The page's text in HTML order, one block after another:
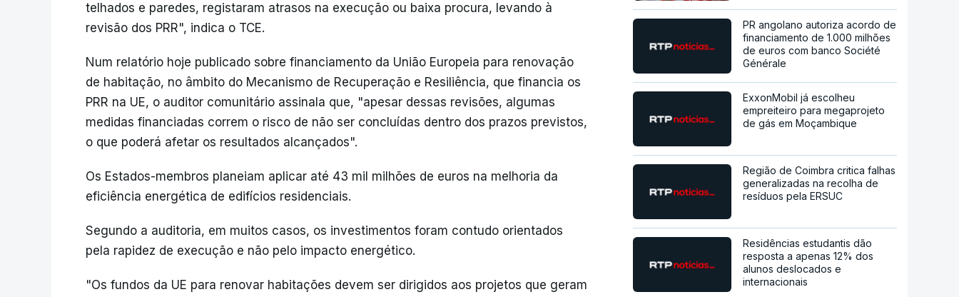
telhados e paredes, registaram atrasos na execução ou baixa procura, levando à
revisão dos PRR", indica o TCE.
Num relatório hoje publicado sobre financiamento da União Europeia para renovação
de habitação, no âmbito do Mecanismo de Recuperação e Resiliência, que financia os
PRR na UE, o auditor comunitário assinala que, "apesar dessas revisões, algumas
medidas financiadas correm o risco de não ser concluídas dentro dos prazos previstos,
o que poderá afetar os resultados alcançados".
Os Estados-membros planeiam aplicar até 43 mil milhões de euros na melhoria da
eficiência energética de edifícios residenciais.
Segundo a auditoria, em muitos casos, os investimentos foram contudo orientados
pela rapidez de execução e não pelo impacto energético.
"Os fundos da UE para renovar habitações devem ser dirigidos aos projetos que geram
PR angolano autoriza acordo de
financiamento de 1.000 milhões
de euros com banco Société
Générale
ExxonMobil já escolheu
empreiteiro para megaprojeto
de gás em Moçambique
Região de Coimbra critica falhas
generalizadas na recolha de
resíduos pela ERSUC
Residências estudantis dão
resposta a apenas 12% dos
alunos deslocados e
internacionais